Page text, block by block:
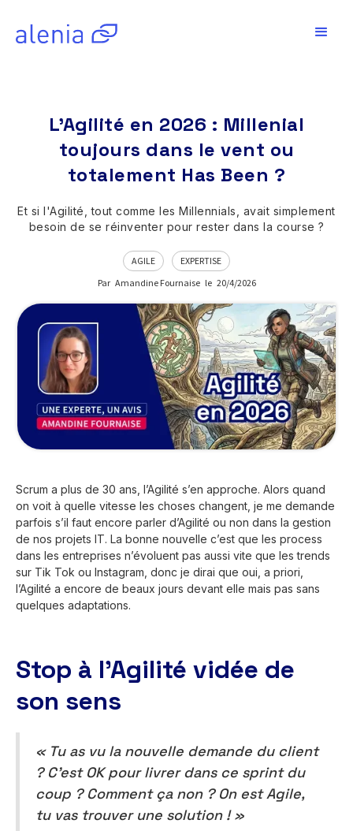
L’Agilité en 2026 : Millenial
toujours dans le vent ou
totalement Has Been ?
Et si l'Agilité, tout comme les Millennials, avait simplement
besoin de se réinventer pour rester dans la course ?
AGILE
EXPERTISE
Par Amandine Fournaise le 20/4/2026
Scrum a plus de 30 ans, l’Agilité s’en approche. Alors quand
on voit à quelle vitesse les choses changent, je me demande
parfois s’il faut encore parler d’Agilité ou non dans la gestion
de nos projets IT. La bonne nouvelle c’est que les process
dans les entreprises n’évoluent pas aussi vite que les trends
sur Tik Tok ou Instagram, donc je dirai que oui, a priori,
l’Agilité a encore de beaux jours devant elle mais pas sans
quelques adaptations.
Stop à l’Agilité vidée de
son sens
« Tu as vu la nouvelle demande du client
? C’est OK pour livrer dans ce sprint du
coup ? Comment ça non ? On est Agile,
tu vas trouver une solution ! »